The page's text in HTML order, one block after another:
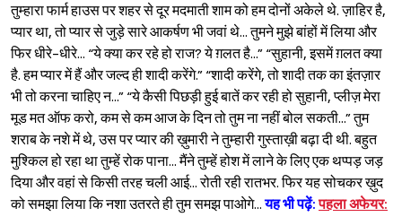
तुम्हारा फार्म हाउस पर शहर से दूर मदमाती शाम को हम दोनों अकेले थे. ज़ाहिर है,
प्यार था, तो प्यार से जुड़े सारे आकर्षण भी जवां थे... तुमने मुझे बांहों में लिया और
फिर धीरे-धीरे... “ये क्या कर रहे हो राज? ये ग़लत है...” “सुहानी, इसमें ग़लत क्या
है. हम प्यार में हैं और जल्द ही शादी करेंगे.” “शादी करेंगे, तो शादी तक का इंतज़ार
भी तो करना चाहिए न...” “ये कैसी पिछड़ी हुई बातें कर रही हो सुहानी, प्लीज़ मेरा
मूड मत ऑफ करो, कम से कम आज के दिन तो तुम ना नहीं बोल सकती...” तुम
शराब के नशे में थे, उस पर प्यार की ख़ुमारी ने तुम्हारी गुस्ताख़ी बढ़ा दी थी. बहुत
मुश्किल हो रहा था तुम्हें रोक पाना... मैंने तुम्हें होश में लाने के लिए एक थप्पड़ जड़
दिया और वहां से किसी तरह चली आई... रोती रही रातभर. फिर यह सोचकर ख़ुद
को समझा लिया कि नशा उतरते ही तुम समझ पाओगे...यह भी पढ़ें:पहला अफेयर: